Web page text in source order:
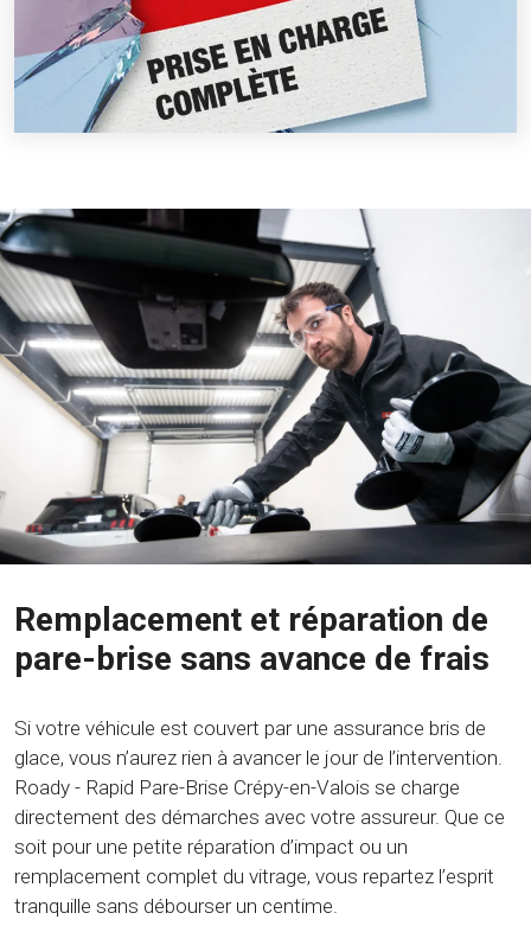
Remplacement et réparation de
pare-brise sans avance de frais
Si votre véhicule est couvert par une assurance bris de
glace, vous n’aurez rien à avancer le jour de l’intervention.
Roady - Rapid Pare-Brise Crépy-en-Valois se charge
directement des démarches avec votre assureur. Que ce
soit pour une petite réparation d’impact ou un
remplacement complet du vitrage, vous repartez l’esprit
tranquille sans débourser un centime.